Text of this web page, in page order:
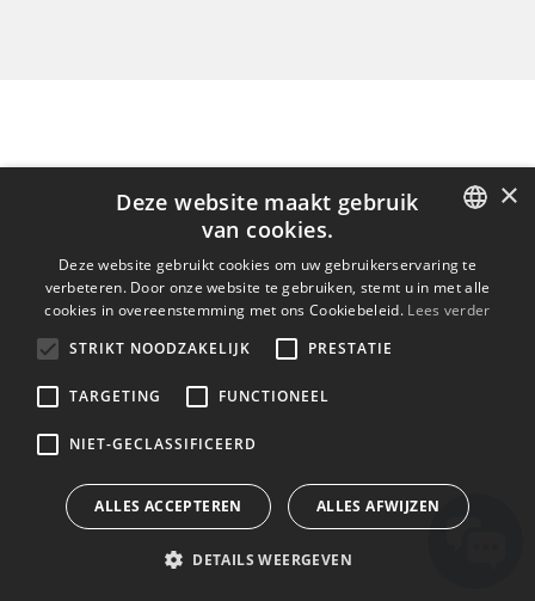
ENGLISH
ESTONIAN
×
Deze website maakt gebruik
van cookies.
Deze website gebruikt cookies om uw gebruikerservaring te
verbeteren. Door onze website te gebruiken, stemt u in met alle
cookies in overeenstemming met ons Cookiebeleid. Lees verder
STRIKT NOODZAKELIJK
PRESTATIE
TARGETING FUNCTIONEEL
NIET-GECLASSIFICEERD
ALLES ACCEPTEREN ALLES AFWIJZEN
DETAILS WEERGEVEN